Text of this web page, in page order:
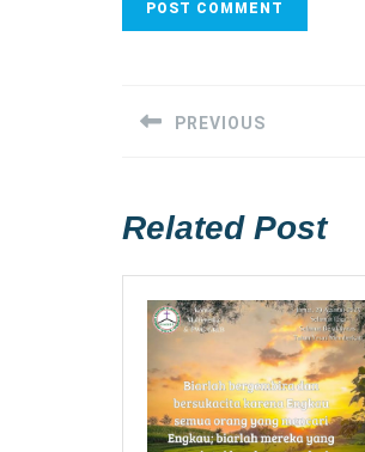
navigation
PREVIOUS
Related Post